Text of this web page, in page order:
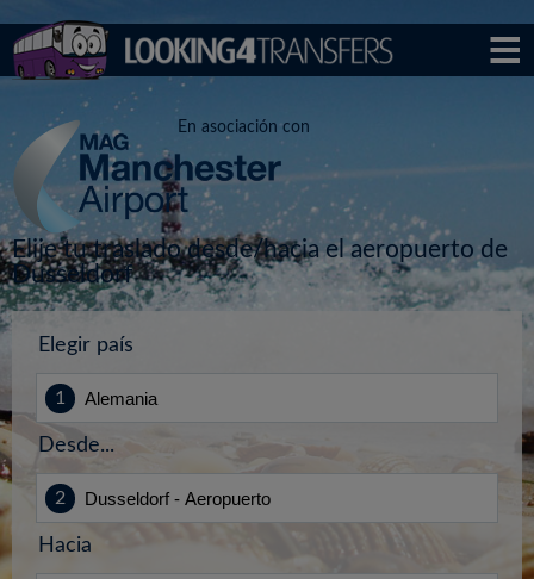
En asociación con
Elije tu traslado desde/hacia el aeropuerto de
Dusseldorf
Elegir país
Desde...
Hacia